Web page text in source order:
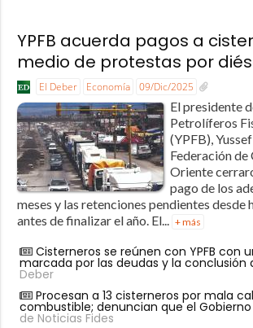
YPFB acuerda pagos a
medio de protestas por
El Deber Economía 09/Dic/2025
El presidente
Petrolíferos
(YPFB),
Federación
Oriente
pago de los
meses y las retenciones pendientes desde
antes de finalizar el año. El... + más
Cisterneros se reúnen con YPFB con
marcada por las deudas y la conclusión
Deber
Procesan a 13 cisterneros por mala
combustible; denuncian que el
de Noticias Fides